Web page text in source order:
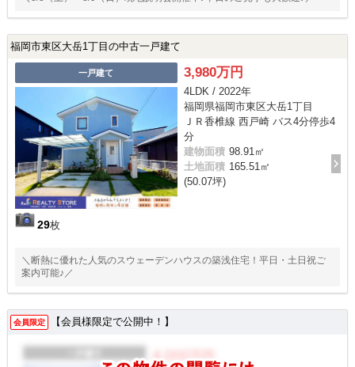
福岡市東区大岳1丁目の中古一戸建て
一戸建て
29枚
3,980万円
4LDK / 2022年
福岡県福岡市東区大岳1丁目
ＪＲ香椎線 西戸崎 バス4分停歩4
分
建物面積 98.91㎡
土地面積 165.51㎡
(50.07坪)
＼断熱に優れた人気のスウェーデンハウスの築浅住宅！平日・土日祝ご
案内可能♪／
会員限定 【会員様限定で公開中！】